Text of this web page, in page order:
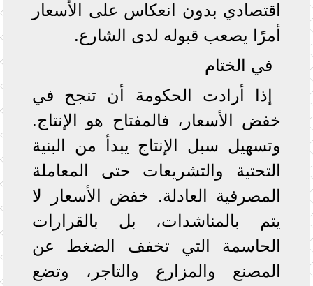
اقتصادي بدون انعكاس على الأسعار
أمرًا يصعب قبوله لدى الشارع.
في الختام
إذا أرادت الحكومة أن تنجح في
خفض الأسعار، فالمفتاح هو الإنتاج.
وتسهيل سبل الإنتاج يبدأ من البنية
التحتية والتشريعات حتى المعاملة
المصرفية العادلة. خفض الأسعار لا
يتم بالمناشدات، بل بالقرارات
الحاسمة التي تخفف الضغط عن
المصنع والمزارع والتاجر، وتضع